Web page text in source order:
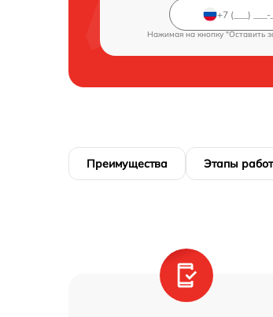
Нажимая на кнопку "Оставить
Преимущества Этапы работ